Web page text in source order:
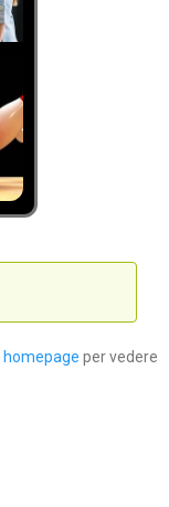
homepage per vedere